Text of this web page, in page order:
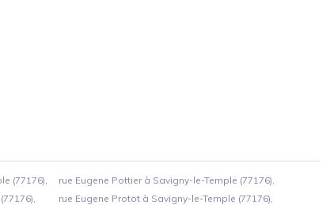
(77176),
rue Eugene Pottier à Savigny-le-Temple (77176),
rue Eugene Protot à Savigny-le-Temple (77176),